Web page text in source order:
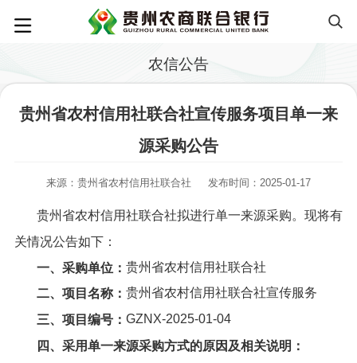
农信公告
贵州省农村信用社联合社宣传服务项目单一来
源采购公告
来源：贵州省农村信用社联合社 发布时间：2025-01-17
贵州省农村信用社联合社拟进行单一来源采购。现将有
关情况公告如下：
一、采购单位： 贵州省农村信用社联合社
二、项目名称： 贵州省农村信用社联合社宣传服务
三、项目编号： GZNX-2025-01-04
四、采用单一来源采购方式的原因及相关说明：